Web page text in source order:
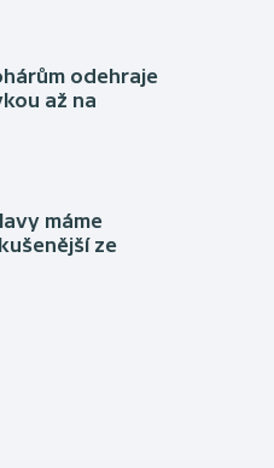
odehraje
až na
máme
ze